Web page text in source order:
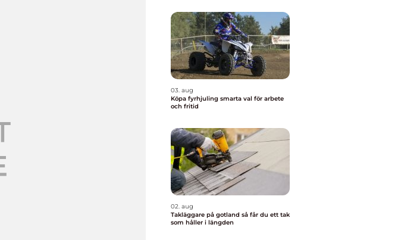
03. aug
Köpa fyrhjuling smarta val för arbete
och fritid
02. aug
Takläggare på gotland så får du ett tak
som håller i längden